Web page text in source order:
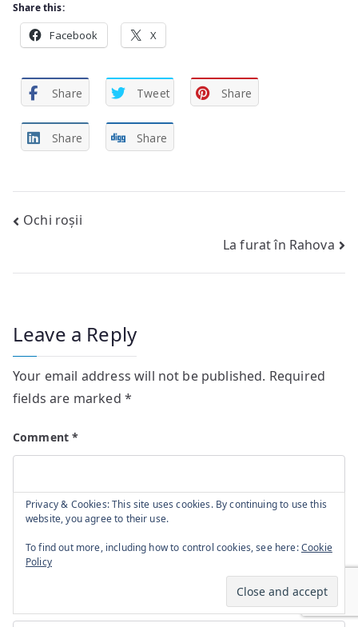
Share this:
Facebook X
Share Tweet Share
Share Share
Post
Ochi roșii
La furat în Rahova
Leave a Reply
Your email address will not be published. Required
fields are marked *
Comment*
Privacy & Cookies: This site uses cookies. By continuing to use this
website, you agree to their use.
To find out more, including how to control cookies, see here:Cookie
Policy